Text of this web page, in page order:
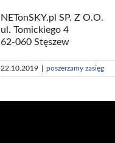
NETonSKY.pl SP. Z O.O.
ul. Tomickiego 4
62-060 Stęszew
22.10.2019 poszerzamy zasięg